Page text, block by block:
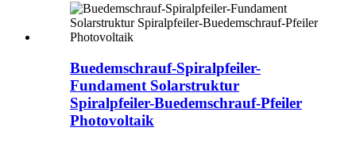
Buedemschrauf-Spiralpfeiler-
Fundament Solarstruktur
Spiralpfeiler-Buedemschrauf-Pfeiler
Photovoltaik